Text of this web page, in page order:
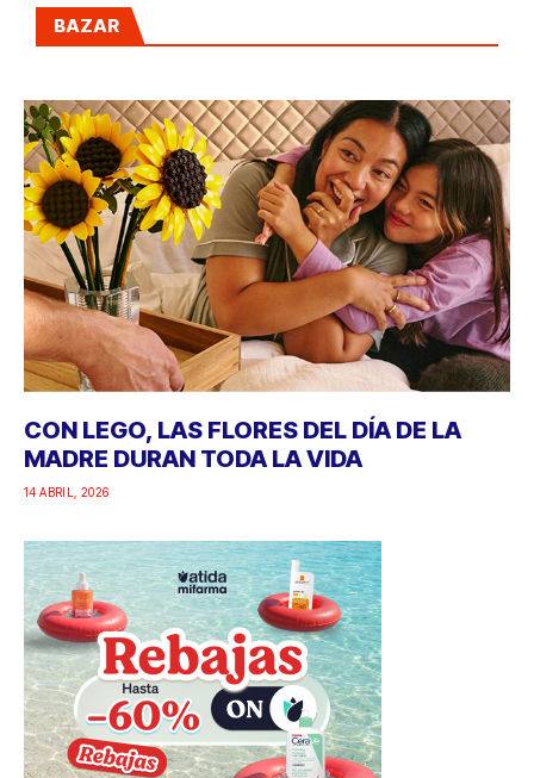
BAZAR
CON LEGO, LAS FLORES DEL DÍA DE LA
MADRE DURAN TODA LA VIDA
14 ABRIL, 2026